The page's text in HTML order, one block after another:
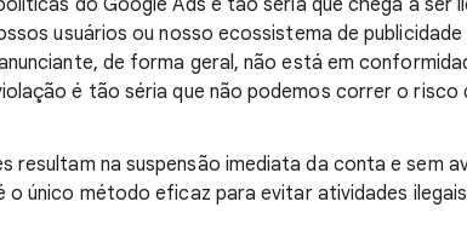
do Google Ads é tão séria que chega a ser
usuários ou nosso ecossistema de
de forma geral, não está em
é tão séria que não podemos correr o risco
resultam na suspensão imediata da conta e sem
o único método eficaz para evitar atividades